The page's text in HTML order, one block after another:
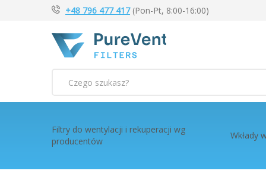
+48 796 477 417(Pon-Pt, 8:00-16:00)
Filtry do wentylacji i rekuperacji wg
producentów
Wkłady